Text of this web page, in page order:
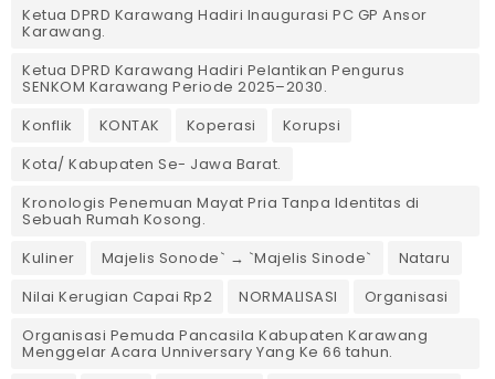
Ketua DPRD Karawang Hadiri Inaugurasi PC GP Ansor
Karawang.
Ketua DPRD Karawang Hadiri Pelantikan Pengurus
SENKOM Karawang Periode 2025–2030. ‎
Konflik
KONTAK Koperasi
Korupsi
Kota/ Kabupaten Se- Jawa Barat.
Kronologis Penemuan Mayat Pria Tanpa Identitas di
Sebuah Rumah Kosong.
Kuliner
Majelis Sonode` → `Majelis Sinode`
Nataru
Nilai Kerugian Capai Rp2
NORMALISASI
Organisasi
Organisasi Pemuda Pancasila Kabupaten Karawang
Menggelar Acara Unniversary Yang Ke 66 tahun.